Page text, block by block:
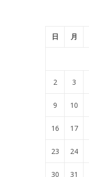
日 月
2 3
9 10
16 17
23 24
30 31